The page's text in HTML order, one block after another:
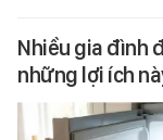
Nhiều gia đình
những lợi ích